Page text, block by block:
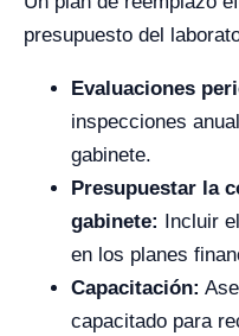
presupuesto del
Evaluaciones
inspecciones
gabinete.
Presupuestar la
gabinete: Incluir
en los planes
Capacitación:
capacitado para